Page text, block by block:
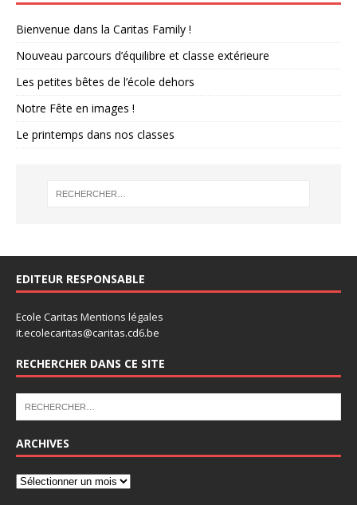
Bienvenue dans la Caritas Family !
Nouveau parcours d’équilibre et classe extérieure
Les petites bêtes de l’école dehors
Notre Fête en images !
Le printemps dans nos classes
EDITEUR RESPONSABLE
Ecole Caritas Mentions légales
it.ecolecaritas@caritas.cd6.be
RECHERCHER DANS CE SITE
ARCHIVES